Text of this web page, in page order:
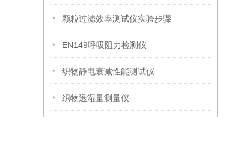
颗粒过滤效率测试仪实验步骤
EN149呼吸阻力检测仪
织物静电衰减性能测试仪
织物透湿量测量仪